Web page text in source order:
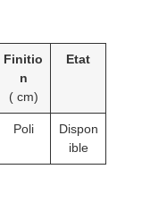
Finitio
n
( cm)
Etat
Poli
Dispon
ible